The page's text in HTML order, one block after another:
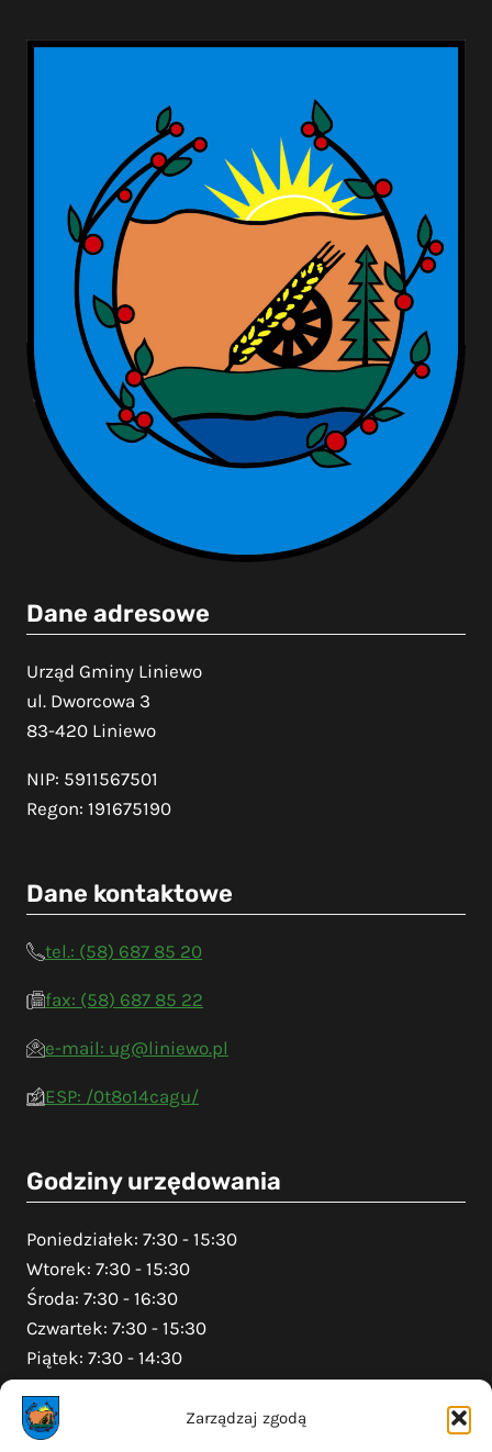
Zarządzaj zgodą
Dane adresowe
Urząd Gminy Liniewo
ul. Dworcowa 3
83-420 Liniewo
NIP: 5911567501
Regon: 191675190
Dane kontaktowe
tel.: (58) 687 85 20
fax: (58) 687 85 22
e-mail: ug@liniewo.pl
ESP: /0t8o14cagu/
Godziny urzędowania
Poniedziałek: 7:30 - 15:30
Wtorek: 7:30 - 15:30
Środa: 7:30 - 16:30
Czwartek: 7:30 - 15:30
Piątek: 7:30 - 14:30
Na skróty